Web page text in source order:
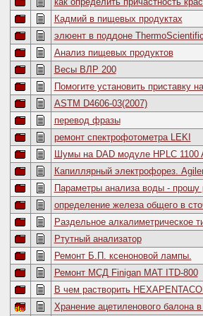
Кадмий в пищевых продуктах
элюент в поддоне
Анализ пищевых продуктов
Весы ВЛР 200
Помогите установить приставку
ASTM D4606-03(2007)
перевод фразы
ремонт спектрофотометра LEKI
Шумы на DAD модуле HPLC 1100
Капиллярный электрофорез.
Параметры анализа воды - прошу
определение железа общего в
Раздельное алкалиметрическое
Ртутный анализатор
Ремонт Б.П. ксеноновой лампы.
Ремонт МСД Finigan MAT ITD-800
В чем растворить
Хранение ацетиленового балона